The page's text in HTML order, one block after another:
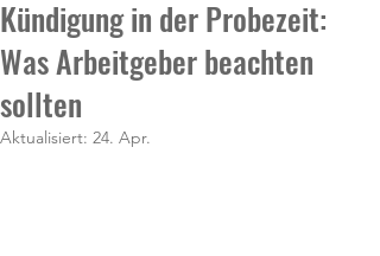
Kündigung in der Probezeit:
Was Arbeitgeber beachten
sollten
Aktualisiert: 24. Apr.